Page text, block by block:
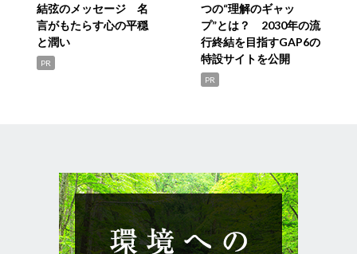
結弦のメッセージ 名
言がもたらす心の平穏
と潤い
PR
つの“理解のギャッ
プ”とは？ 2030年の流
行終結を目指すGAP6の
特設サイトを公開
PR